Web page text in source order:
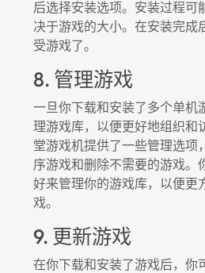
后选择安装选项。安装过程可
决于游戏的大小。在安装完成
受游戏了。
8. 管理游戏
一旦你下载和安装了多个单机
理游戏库，以便更好地组织和
堂游戏机提供了一些管理选项
序游戏和删除不需要的游戏。
好来管理你的游戏库，以便更
戏。
9. 更新游戏
在你下载和安装了游戏后，你